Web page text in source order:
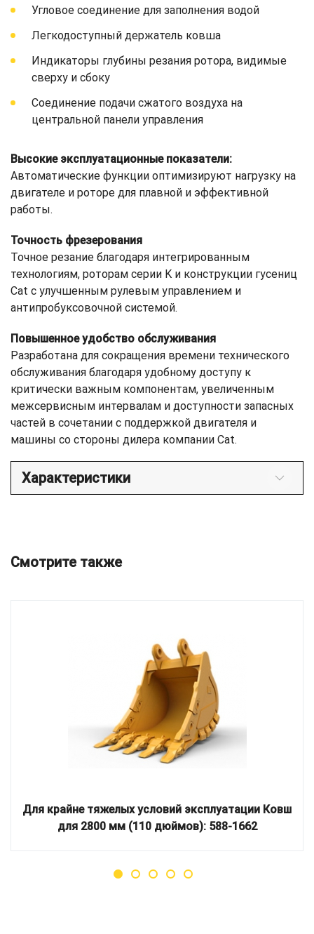
Угловое соединение для заполнения водой
Легкодоступный держатель ковша
Индикаторы глубины резания ротора, видимые
сверху и сбоку
Соединение подачи сжатого воздуха на
центральной панели управления
Высокие эксплуатационные показатели:
Автоматические функции оптимизируют нагрузку на
двигателе и роторе для плавной и эффективной
работы.
Точность фрезерования
Точное резание благодаря интегрированным
технологиям, роторам серии K и конструкции гусениц
Cat с улучшенным рулевым управлением и
антипробуксовочной системой.
Повышенное удобство обслуживания
Разработана для сокращения времени технического
обслуживания благодаря удобному доступу к
критически важным компонентам, увеличенным
межсервисным интервалам и доступности запасных
частей в сочетании с поддержкой двигателя и
машины со стороны дилера компании Cat.
Характеристики
Смотрите также
Для крайне тяжелых условий эксплуатации Ковш
для 2800 мм (110 дюймов): 588-1662